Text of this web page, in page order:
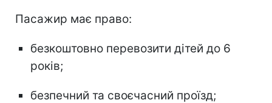
Пасажир має право:
безкоштовно перевозити дітей до 6
років;
безпечний та своєчасний проїзд;